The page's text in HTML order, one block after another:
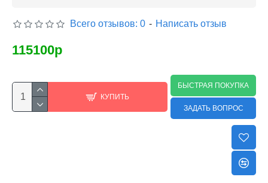
Всего отзывов: 0 - Написать отзыв
115100р
КУПИТЬ
БЫСТРАЯ ПОКУПКА
ЗАДАТЬ ВОПРОС